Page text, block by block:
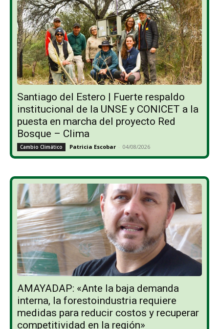
Santiago del Estero | Fuerte respaldo
institucional de la UNSE y CONICET a la
puesta en marcha del proyecto Red
Bosque – Clima
Cambio Climático Patricia Escobar - 04/08/2026
AMAYADAP: «Ante la baja demanda
interna, la forestoindustria requiere
medidas para reducir costos y recuperar
competitividad en la región»